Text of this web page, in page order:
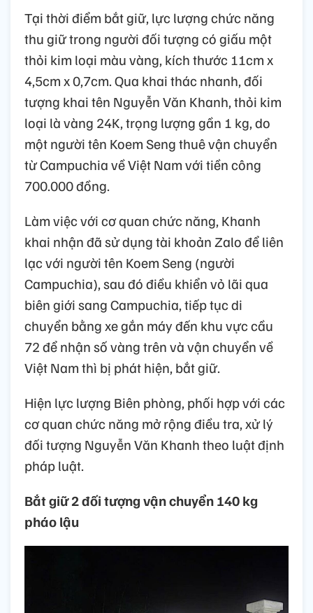
Tại thời điểm bắt giữ, lực lượng chức năng
thu giữ trong người đối tượng có giấu một
thỏi kim loại màu vàng, kích thước 11cm x
4,5cm x 0,7cm. Qua khai thác nhanh, đối
tượng khai tên Nguyễn Văn Khanh, thỏi kim
loại là vàng 24K, trọng lượng gần 1 kg, do
một người tên Koem Seng thuê vận chuyển
từ Campuchia về Việt Nam với tiền công
700.000 đồng.
Làm việc với cơ quan chức năng, Khanh
khai nhận đã sử dụng tài khoản Zalo để liên
lạc với người tên Koem Seng (người
Campuchia), sau đó điều khiển vỏ lãi qua
biên giới sang Campuchia, tiếp tục di
chuyển bằng xe gắn máy đến khu vực cầu
72 để nhận số vàng trên và vận chuyển về
Việt Nam thì bị phát hiện, bắt giữ.
Hiện lực lượng Biên phòng, phối hợp với các
cơ quan chức năng mở rộng điều tra, xử lý
đối tượng Nguyễn Văn Khanh theo luật định
pháp luật.
Bắt giữ 2 đối tượng vận chuyển 140 kg
pháo lậu